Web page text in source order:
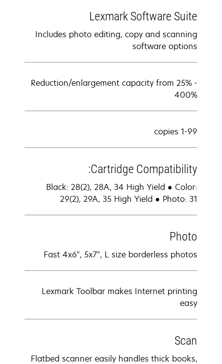
Lexmark Software Suite
Includes photo editing, copy and scanning
software options
Reduction/enlargement capacity from 25% -
400%
1-99 copies
Cartridge Compatibility:
Black: 28(2), 28A, 34 High Yield ● Color:
29(2), 29A, 35 High Yield ● Photo: 31
Photo
Fast 4x6", 5x7", L size borderless photos
Lexmark Toolbar makes Internet printing
easy
Scan
Flatbed scanner easily handles thick books,